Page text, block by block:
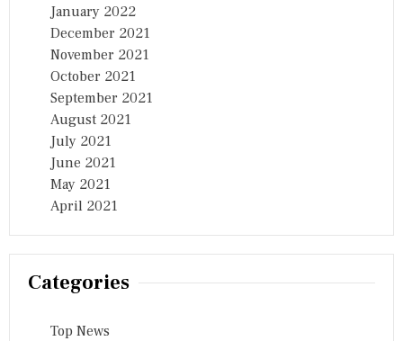
January 2022
December 2021
November 2021
October 2021
September 2021
August 2021
July 2021
June 2021
May 2021
April 2021
Categories
Top News